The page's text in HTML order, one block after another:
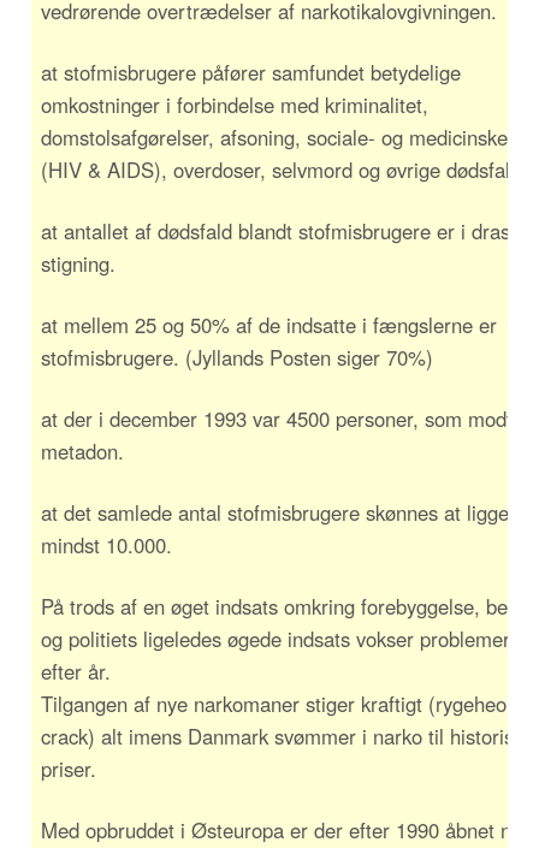
vedrørende overtrædelser af narkotikalovgivningen.
at stofmisbrugere påfører samfundet betydelige
omkostninger i forbindelse med kriminalitet,
domstolsafgørelser, afsoning, sociale- og medicinske
(HIV & AIDS), overdoser, selvmord og øvrige dødsfald.
at antallet af dødsfald blandt stofmisbrugere er i
stigning.
at mellem 25 og 50% af de indsatte i fængslerne er
stofmisbrugere. (Jyllands Posten siger 70%)
at der i december 1993 var 4500 personer, som modtog
metadon.
at det samlede antal stofmisbrugere skønnes at ligge på
mindst 10.000.
På trods af en øget indsats omkring forebyggelse,
og politiets ligeledes øgede indsats vokser problemerne
efter år.
Tilgangen af nye narkomaner stiger kraftigt (rygeheorin
crack) alt imens Danmark svømmer i narko til historisk
priser.
Med opbruddet i Østeuropa er der efter 1990 åbnet nye